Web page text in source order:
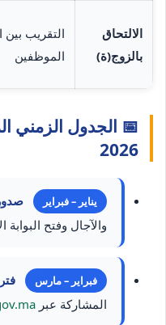
الالتحاق
بالزوج(ة)
التقريب بين
الموظفين
📅 الجدول الزمني
2026
يناير – فبراير
والآجال وفتح البوابة
فبراير – مارس
المشاركة عبر